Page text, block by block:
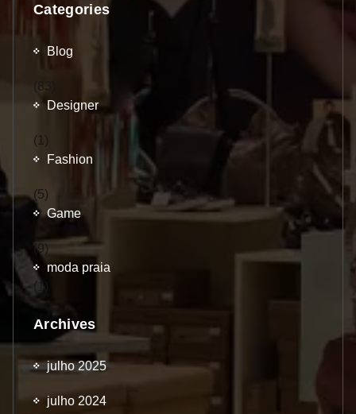
Categories
Blog
(83)
Designer
(1)
Fashion
(5)
Game
(9)
moda praia
(1)
Archives
julho 2025
julho 2024